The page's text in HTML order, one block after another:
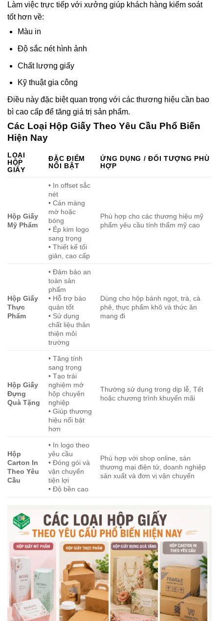
Làm việc trực tiếp với xưởng giúp khách hàng kiểm soát
tốt hơn về:
Màu in
Độ sắc nét hình ảnh
Chất lượng giấy
Kỹ thuật gia công
Điều này đặc biệt quan trọng với các thương hiệu cần bao
bì cao cấp để tăng giá trị sản phẩm.
Các Loại Hộp Giấy Theo Yêu Cầu Phổ Biến
Hiện Nay
LOẠI
HỘP
GIẤY
ĐẶC ĐIỂM
NỔI BẬT
ỨNG DỤNG / ĐỐI TƯỢNG PHÙ
HỢP
Hộp Giấy
Mỹ Phẩm
• In offset sắc
nét
• Cán màng
mờ hoặc
bóng
• Ép kim logo
sang trọng
• Thiết kế tối
giản, cao cấp
Phù hợp cho các thương hiệu mỹ
phẩm yêu cầu tính thẩm mỹ cao
Hộp Giấy
Thực
Phẩm
• Đảm bảo an
toàn sản
phẩm
• Hỗ trợ bảo
quản tốt
• Sử dụng
chất liệu thân
thiện môi
trường
Dùng cho hộp bánh ngọt, trà, cà
phê, thực phẩm khô và thức ăn
mang đi
Hộp Giấy
Đựng
Quà Tặng
• Tăng tính
sang trọng
• Tạo trải
nghiệm mở
hộp chuyên
nghiệp
• Giúp thương
hiệu nổi bật
hơn
Thường sử dụng trong dịp lễ, Tết
hoặc chương trình khuyến mãi
Hộp
Carton In
Theo Yêu
Cầu
• In logo theo
yêu cầu
• Đóng gói và
vận chuyển
tiện lợi
• Độ bền cao
Phù hợp với shop online, sàn
thương mại điện tử, doanh nghiệp
sản xuất và đơn vị vận chuyển